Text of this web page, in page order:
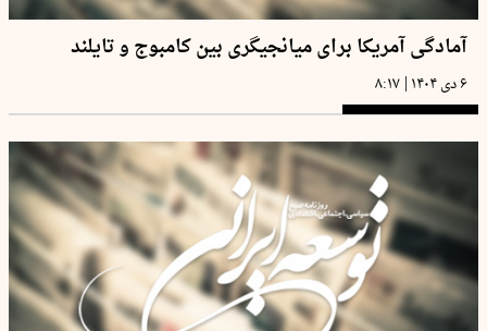
آمادگی آمریکا برای میانجیگری بین کامبوج و تایلند
۶ دی ۱۴۰۴ | ۸:۱۷